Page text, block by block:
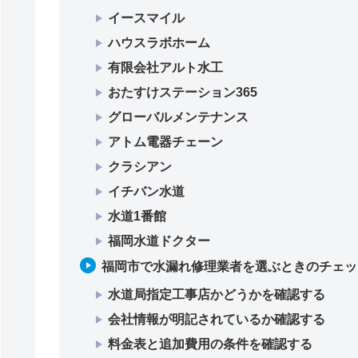
イースマイル
ハウスラボホーム
有限会社アルト水工
おたすけステーション365
グローバルメンテナンス
アトム電器チェーン
クラシアン
イチバン水道
水道1番館
福岡水道ドクター
福岡市で水漏れ修理業者を選ぶときのチェ
水道局指定工事店かどうかを確認する
会社情報が明記されているか確認する
料金表と追加費用の条件を確認する